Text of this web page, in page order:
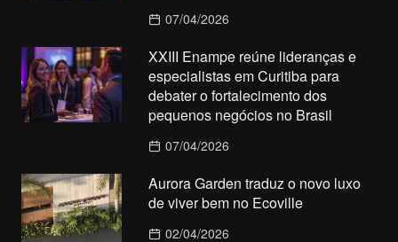
07/04/2026
XXIII Enampe reúne lideranças e
especialistas em Curitiba para
debater o fortalecimento dos
pequenos negócios no Brasil
07/04/2026
Aurora Garden traduz o novo luxo
de viver bem no Ecoville
02/04/2026